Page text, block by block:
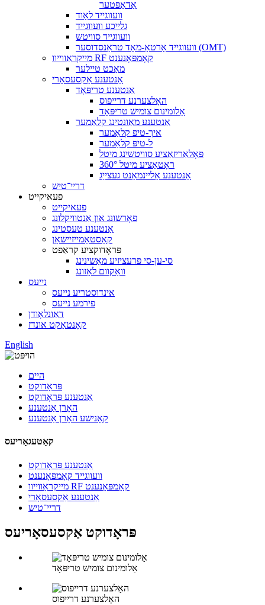
אַדאַפּטער
וועווגייד לאָוד
גלייכע וועווגייד
וועווגייד סוויטש
וועווגייד אָרטאָ-מאָד טראַנסדוסער (OMT)
מייקראַווייוו RF קאָמפּאָנענט
מאַכט טיילער
אַנטענע אַקסעסאָרי
אַנטענע טריפּאָד
האָלצערנע דרייפוס
אַלומינום צומיש טריפּאָד
אַנטענע מאַונטינג קלאַמער
איך-טיפּ קלאַמער
ל-טיפּ קלאַמער
פּאָלאַריזאַציע סוויטשינג מיטל
360° ראָטאַציע מיטל
אַנטענע אַליינמאַנט געצייַג
דריי־טיש
פעאיקייט
פעאיקייט
פאָרשונג און אַנטוויקלונג
אַנטענע טעסטינג
קאַסטאַמייזיישאַן
פּראָדוקציע קראַפט
סי-ען-סי פּרעציזיע מאַשינינג
וואַקוום לאָזונג
נייעס
אינדוסטריע נייעס
פירמע נייעס
דאַונלאָודן
קאָנטאַקט אונדז
English
היים
פּראָדוקט
אַנטענע פּראָדוקט
האָרן אַנטענע
קאָנישע האָרן אַנטענע
קאַטעגאָריעס
אַנטענע פּראָדוקט
וועווגייד קאָמפּאָנענט
מייקראַווייוו RF קאָמפּאָנענט
אַנטענע אַקסעסאָרי
דריי־טיש
פּראָדוקט אַקסעסאָריעס
אַלומינום צומיש טריפּאָד
האָלצערנע דרייפוס